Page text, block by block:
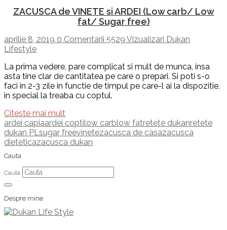
ZACUSCA de VINETE si ARDEI (Low carb/ Low
fat/ Sugar free)
aprilie 8, 2019 0 Comentarii 5529 Vizualizari Dukan
Lifestyle
La prima vedere, pare complicat si mult de munca, insa
asta tine clar de cantitatea pe care o prepari. Si poti s-o
faci in 2-3 zile in functie de timpul pe care-l ai la dispozitie,
in special la treaba cu coptul.
Citeste mai mult
ardei capiaardei coptilow carblow fatretete dukanretete
dukan PLsugar freevinetezacusca de casazacusca
dieteticazacusca dukan
Cauta
Cauta
Despre mine